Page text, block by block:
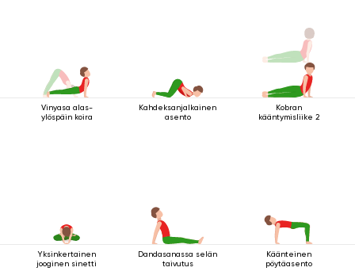
Vinyasa alas-
ylöspäin koira
Kahdeksanjalkainen
asento
Kobran
kääntymisliike 2
Yksinkertainen
jooginen sinetti
Dandasanassa selän
taivutus
Käänteinen
pöytäasento